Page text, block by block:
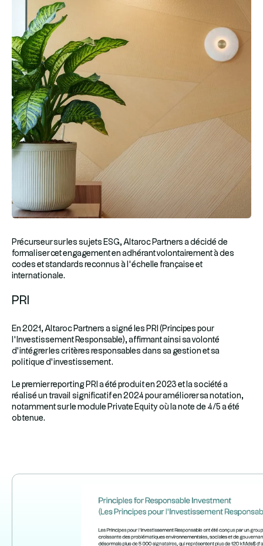
Précurseur sur les sujets ESG, Altaroc Partners a décidé de
formaliser cet engagement en adhérant volontairement à des
codes et standards reconnus à l’échelle française et
internationale.
PRI
En 2021, Altaroc Partners a signé les PRI (Principes pour
l’Investissement Responsable), affirmant ainsi sa volonté
d’intégrer les critères responsables dans sa gestion et sa
politique d’investissement.
Le premier reporting PRI a été produit en 2023 et la société a
réalisé un travail significatif en 2024 pour améliorer sa notation,
notamment sur le module Private Equity où la note de 4/5 a été
obtenue.